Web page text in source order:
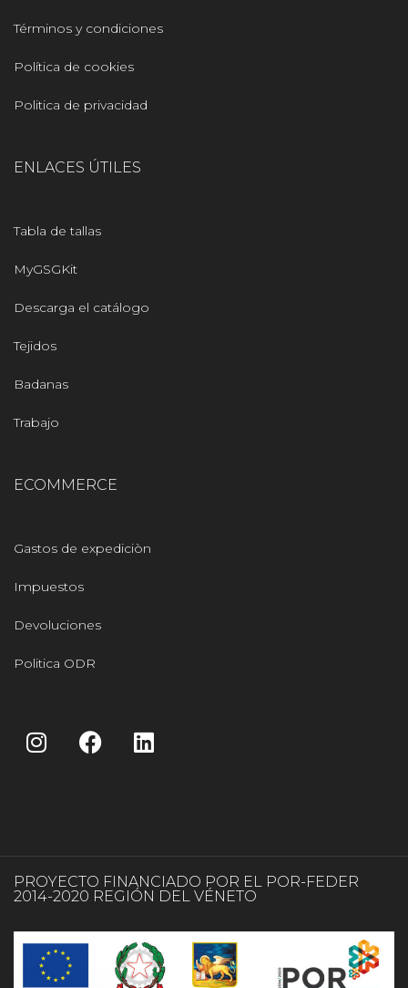
Términos y condiciones
Política de cookies
Politica de privacidad
ENLACES ÚTILES
Tabla de tallas
MyGSGKit
Descarga el catálogo
Tejidos
Badanas
Trabajo
ECOMMERCE
Gastos de expediciòn
Impuestos
Devoluciones
Politica ODR
PROYECTO FINANCIADO POR EL POR-FEDER
2014-2020 REGIÓN DEL VÉNETO